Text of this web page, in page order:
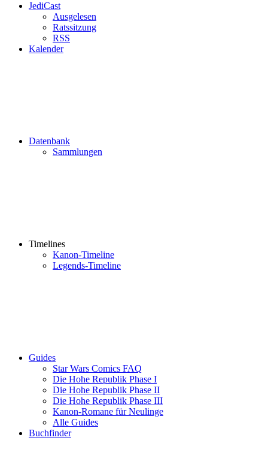
JediCast
Ausgelesen
Ratssitzung
RSS
Kalender
Datenbank
Sammlungen
Timelines
Kanon-Timeline
Legends-Timeline
Guides
Star Wars Comics FAQ
Die Hohe Republik Phase I
Die Hohe Republik Phase II
Die Hohe Republik Phase III
Kanon-Romane für Neulinge
Alle Guides
Buchfinder